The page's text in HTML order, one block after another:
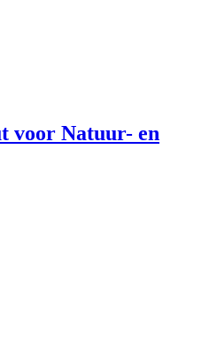
voor Natuur- en